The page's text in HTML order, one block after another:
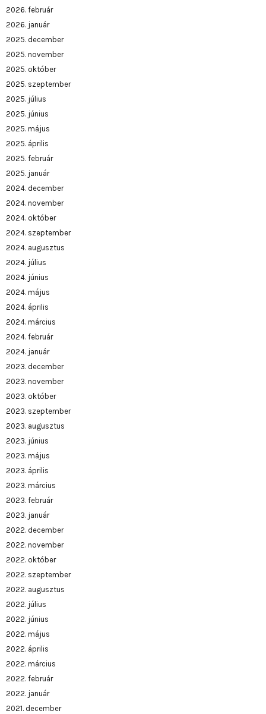
2026. február
2026. január
2025. december
2025. november
2025. október
2025. szeptember
2025. július
2025. június
2025. május
2025. április
2025. február
2025. január
2024. december
2024. november
2024. október
2024. szeptember
2024. augusztus
2024. július
2024. június
2024. május
2024. április
2024. március
2024. február
2024. január
2023. december
2023. november
2023. október
2023. szeptember
2023. augusztus
2023. június
2023. május
2023. április
2023. március
2023. február
2023. január
2022. december
2022. november
2022. október
2022. szeptember
2022. augusztus
2022. július
2022. június
2022. május
2022. április
2022. március
2022. február
2022. január
2021. december